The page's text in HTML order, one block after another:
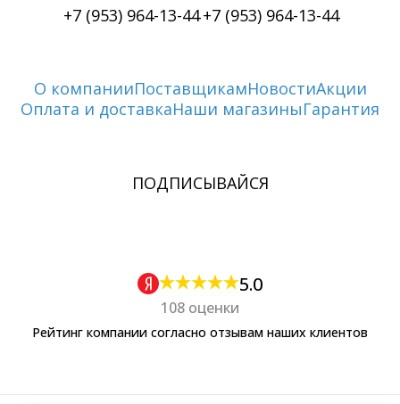
+7 (953) 964-13-44+7 (953) 964-13-44
О компанииПоставщикамНовостиАкции
Оплата и доставкаНаши магазиныГарантия
ПОДПИСЫВАЙСЯ
5.0
108 оценки
Рейтинг компании согласно отзывам наших клиентов